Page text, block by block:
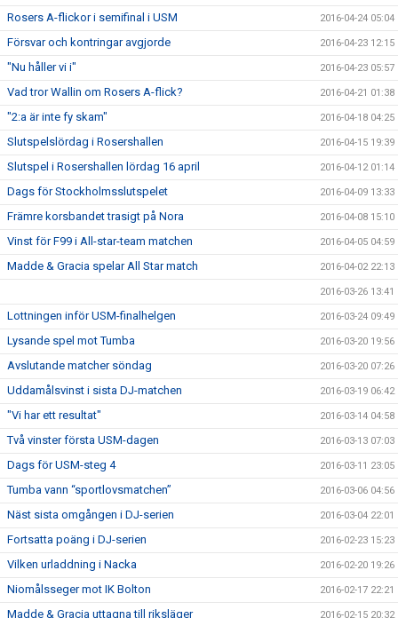
Rosers A-flickor i semifinal i USM 2016-04-24 05:04
Försvar och kontringar avgjorde 2016-04-23 12:15
"Nu håller vi i" 2016-04-23 05:57
Vad tror Wallin om Rosers A-flick? 2016-04-21 01:38
"2:a är inte fy skam" 2016-04-18 04:25
Slutspelslördag i Rosershallen 2016-04-15 19:39
Slutspel i Rosershallen lördag 16 april 2016-04-12 01:14
Dags för Stockholmsslutspelet 2016-04-09 13:33
Främre korsbandet trasigt på Nora 2016-04-08 15:10
Vinst för F99 i All-star-team matchen 2016-04-05 04:59
Madde & Gracia spelar All Star match 2016-04-02 22:13
2016-03-26 13:41
Lottningen inför USM-finalhelgen 2016-03-24 09:49
Lysande spel mot Tumba 2016-03-20 19:56
Avslutande matcher söndag 2016-03-20 07:26
Uddamålsvinst i sista DJ-matchen 2016-03-19 06:42
"Vi har ett resultat" 2016-03-14 04:58
Två vinster första USM-dagen 2016-03-13 07:03
Dags för USM-steg 4 2016-03-11 23:05
Tumba vann “sportlovsmatchen” 2016-03-06 04:56
Näst sista omgången i DJ-serien 2016-03-04 22:01
Fortsatta poäng i DJ-serien 2016-02-23 15:23
Vilken urladdning i Nacka 2016-02-20 19:26
Niomålsseger mot IK Bolton 2016-02-17 22:21
Madde & Gracia uttagna till riksläger 2016-02-15 20:32